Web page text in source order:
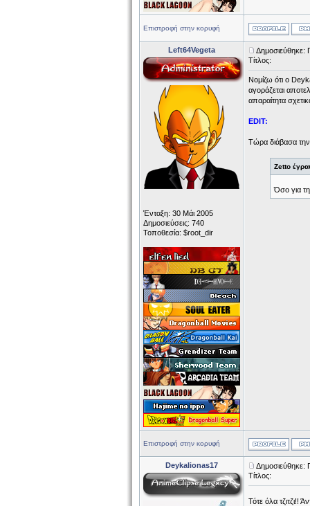
Επιστροφή στην κορυφή
Left64Vegeta
Ένταξη: 30 Μάι 2005
Δημοσιεύσεις: 740
Τοποθεσία: $root_dir
Δημοσιεύθηκε:
Τίτλος:
Νομίζω ότι ο
αγοράζεται
απαραίτητα
EDIT:
Τώρα διάβασα
Zetto
Όσο για
Επιστροφή στην κορυφή
Deykalionas17
Δημοσιεύθηκε:
Τίτλος:
Τότε όλα τζιτζι!!